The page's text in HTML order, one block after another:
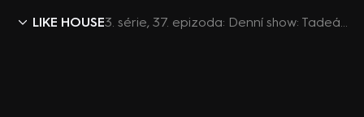
LIKE HOUSE 3. série, 37. epizoda: Denní show: Tadeáš jako kat. Odchod Davida